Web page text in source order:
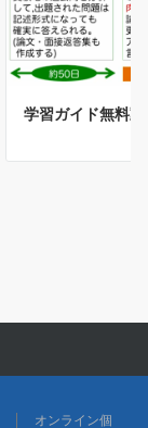
学習ガイド無料動
オンライン個